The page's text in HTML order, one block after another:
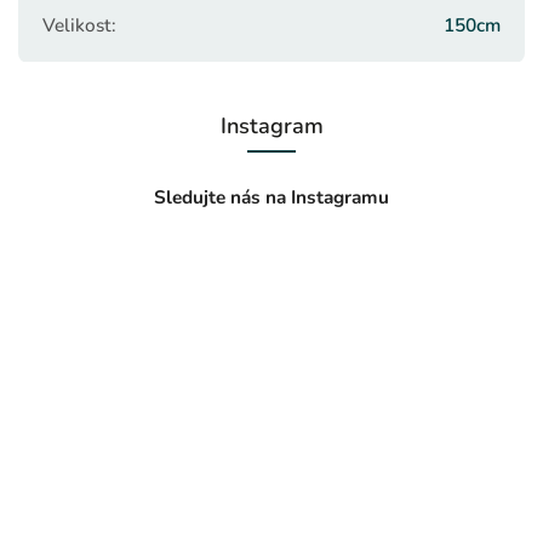
Velikost: 150cm
Instagram
Sledujte nás na Instagramu